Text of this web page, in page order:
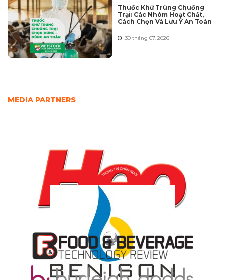
Thuốc Khử Trùng Chuồng
Trại: Các Nhóm Hoạt Chất,
Cách Chọn Và Lưu Ý An Toàn
30 tháng 07. 2026
MEDIA PARTNERS